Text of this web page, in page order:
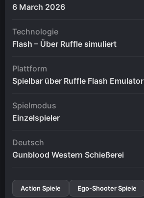
6 March 2026
Technologie
Flash – Über Ruffle simuliert
Plattform
Spielbar über Ruffle Flash Emulator
Spielmodus
Einzelspieler
Deutsch
Gunblood Western Schießerei
Action Spiele Ego-Shooter Spiele